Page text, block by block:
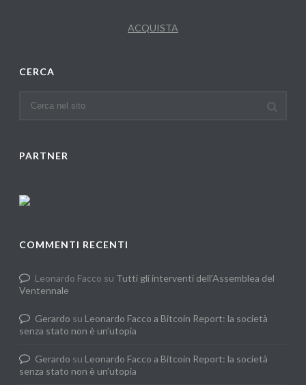
ACQUISTA
CERCA
PARTNER
COMMENTI RECENTI
Leonardo Facco su Tutti gli interventi dell’Assemblea del
Ventennale
Gerardo su Leonardo Facco a Bitcoin Report: la società
senza stato non è un’utopia
Gerardo su Leonardo Facco a Bitcoin Report: la società
senza stato non è un’utopia